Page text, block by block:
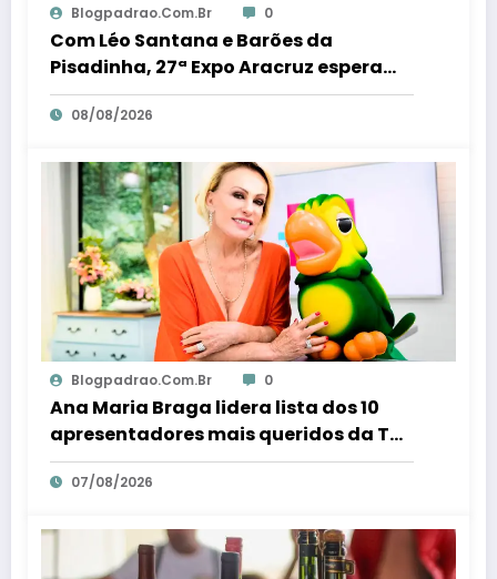
Blogpadrao.com.br 0
Com Léo Santana e Barões da
Pisadinha, 27ª Expo Aracruz espera
receber 80 milénio visitantes por dia –
Em Dia ES
08/08/2026
Blogpadrao.com.br 0
Ana Maria Braga lidera lista dos 10
apresentadores mais queridos da TV;
veja ranking – Em Dia ES
07/08/2026